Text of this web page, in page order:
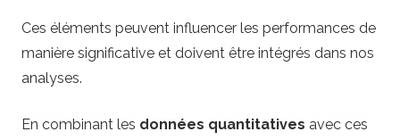
Ces éléments peuvent influencer les performances de
manière significative et doivent être intégrés dans nos
analyses.
En combinant les données quantitatives avec ces